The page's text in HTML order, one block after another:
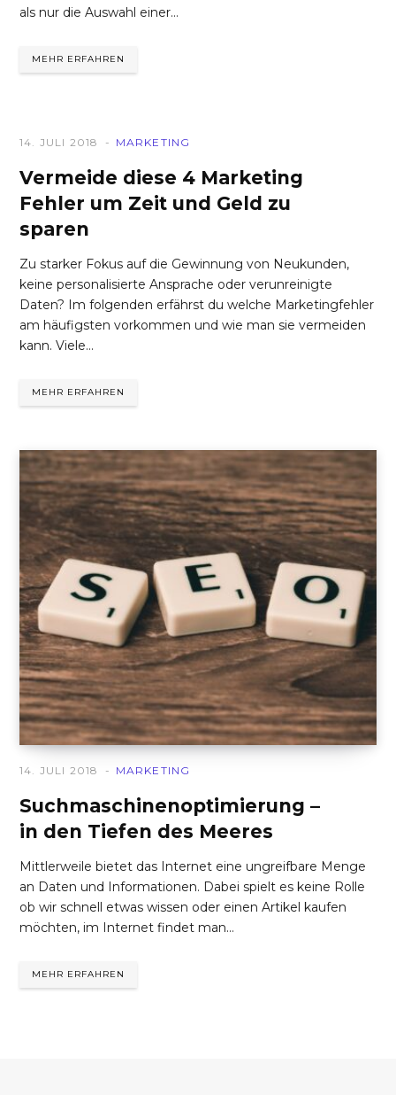
als nur die Auswahl einer…
MEHR ERFAHREN
MARKETING
14. JULI 2018
Vermeide diese 4 Marketing
Fehler um Zeit und Geld zu
sparen
Zu starker Fokus auf die Gewinnung von Neukunden,
keine personalisierte Ansprache oder verunreinigte
Daten? Im folgenden erfährst du welche Marketingfehler
am häufigsten vorkommen und wie man sie vermeiden
kann. Viele…
MEHR ERFAHREN
MARKETING
14. JULI 2018
Suchmaschinenoptimierung –
in den Tiefen des Meeres
Mittlerweile bietet das Internet eine ungreifbare Menge
an Daten und Informationen. Dabei spielt es keine Rolle
ob wir schnell etwas wissen oder einen Artikel kaufen
möchten, im Internet findet man…
MEHR ERFAHREN